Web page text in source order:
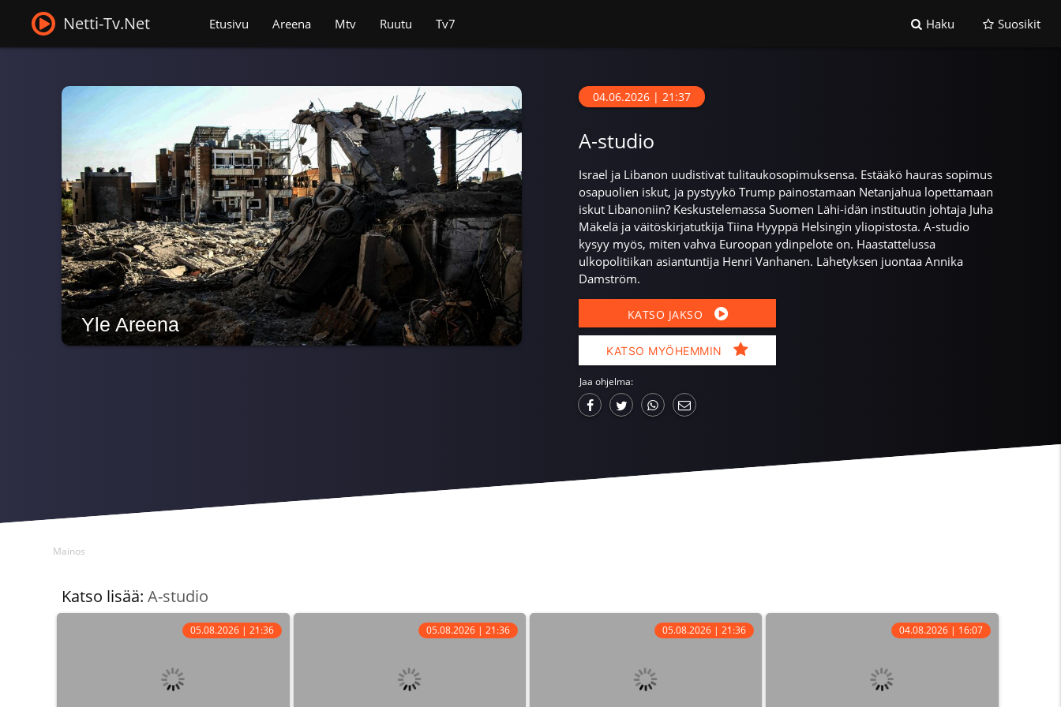
Netti-Tv.Net Etusivu Areena Mtv Ruutu Tv7 Haku Suosikit
Yle Areena
04.06.2026 | 21:37
A-studio
Israel ja Libanon uudistivat tulitaukosopimuksensa. Estääkö hauras sopimus
osapuolien iskut, ja pystyykö Trump painostamaan Netanjahua lopettamaan
iskut Libanoniin? Keskustelemassa Suomen Lähi-idän instituutin johtaja Juha
Mäkelä ja väitöskirjatutkija Tiina Hyyppä Helsingin yliopistosta. A-studio
kysyy myös, miten vahva Euroopan ydinpelote on. Haastattelussa
ulkopolitiikan asiantuntija Henri Vanhanen. Lähetyksen juontaa Annika
Damström.
KATSO JAKSO
KATSO MYÖHEMMIN
Jaa ohjelma:
Mainos
Katso lisää:A-studio
05.08.2026 | 21:36 05.08.2026 | 21:36 05.08.2026 | 21:36 04.08.2026 | 16:07